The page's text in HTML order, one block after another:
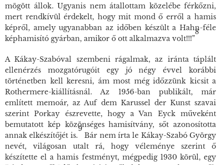
mögött állok. Ugyanis nem átallottam közelébe férkőzni,
mert rendkívül érdekelt, hogy mit mond ő erről a hamis
képről, amely ugyanabban az időben készült a Hahn-féle
képhamisító gyárban, amikor ő ott alkalmazva volt!!!”
8
A Kákay-Szabóval szembeni rágalmak, az iránta táplált
ellenérzés mozgatórugóit egy jó négy évvel korábbi
történetben kell keresni, ám most még időzzünk kicsit a
Rothermere-kiállításnál. Az 1956-ban publikált, már
említett memoár, azAuf dem Karussel der Kunstszavai
szerint Porkay észrevette, hogy a Van Eyck műveként
bemutatott kép közönséges hamisítvány, sőt azonosította
annak elkészítőjét is.
9
Bár nem írta le Kákay-Szabó György
nevét, világosan utalt rá, hogy véleménye szerint ő
készítette el a hamis festményt, mégpedig 1930 körül, egy